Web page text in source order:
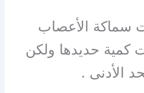
سماكة الأعصاب
كمية حديدها ولكن
الأدنى .